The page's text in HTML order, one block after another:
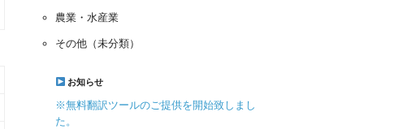
農業・水産業
その他（未分類）
お知らせ
※無料翻訳ツールのご提供を開始致しまし
た。